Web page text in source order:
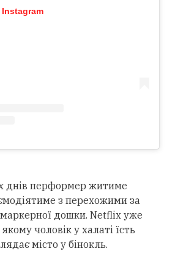
днів перформер житиме
з перехожими за
дошки. Netflix уже
чоловік у халаті їсть
місто у бінокль.